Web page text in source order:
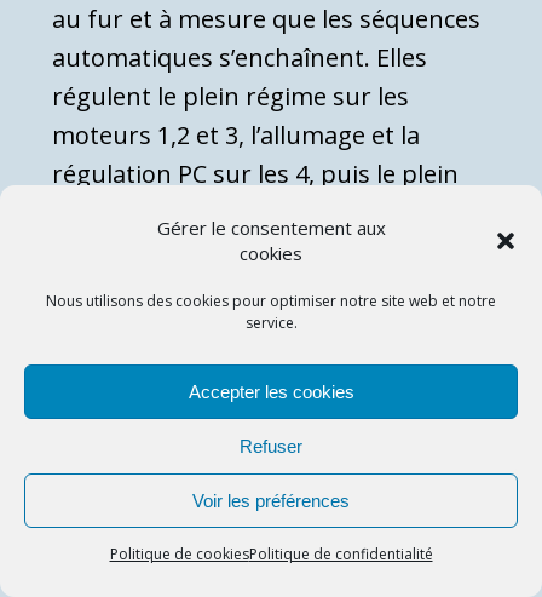
Gérer le consentement aux
cookies
Nous utilisons des cookies pour optimiser notre site web et notre
service.
Accepter les cookies
Refuser
Voir les préférences
Politique de cookiesPolitique de confidentialité
au fur et à mesure que les séquences
automatiques s’enchaînent. Elles
régulent le plein régime sur les
moteurs 1,2 et 3, l’allumage et la
régulation PC sur les 4, puis le plein
suit précisément la montée des
paramètres sur les quatre colonnes
d’instruments qu’il a devant lui. Il est
prêt à changer de calculateur moteur
si un moteur traîne ou si une
réchauffe ne s’allume pas.
places pilotes, on ressent
instantanément si la mise en
poussée se déroule bien : l’avion